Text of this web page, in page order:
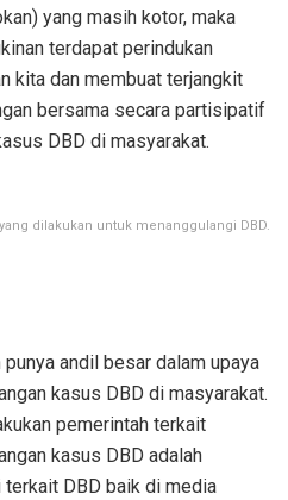
yang masih kotor, maka
terdapat perindukan
kita dan membuat terjangkit
bersama secara partisipatif
DBD di masyarakat.
dilakukan untuk menanggulangi DBD.
andil besar dalam upaya
kasus DBD di masyarakat.
pemerintah terkait
kasus DBD adalah
DBD baik di media